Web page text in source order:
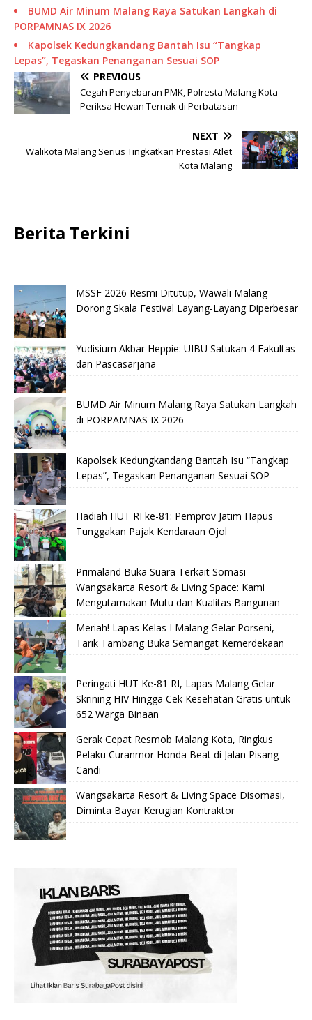
BUMD Air Minum Malang Raya Satukan Langkah di
PORPAMNAS IX 2026
Kapolsek Kedungkandang Bantah Isu “Tangkap
Lepas”, Tegaskan Penanganan Sesuai SOP
PREVIOUS
Cegah Penyebaran PMK, Polresta Malang Kota
Periksa Hewan Ternak di Perbatasan
NEXT
Walikota Malang Serius Tingkatkan Prestasi Atlet
Kota Malang
Berita Terkini
MSSF 2026 Resmi Ditutup, Wawali Malang
Dorong Skala Festival Layang-Layang Diperbesar
Yudisium Akbar Heppie: UIBU Satukan 4 Fakultas
dan Pascasarjana
BUMD Air Minum Malang Raya Satukan Langkah
di PORPAMNAS IX 2026
Kapolsek Kedungkandang Bantah Isu “Tangkap
Lepas”, Tegaskan Penanganan Sesuai SOP
Hadiah HUT RI ke-81: Pemprov Jatim Hapus
Tunggakan Pajak Kendaraan Ojol
Primaland Buka Suara Terkait Somasi
Wangsakarta Resort & Living Space: Kami
Mengutamakan Mutu dan Kualitas Bangunan
Meriah! Lapas Kelas I Malang Gelar Porseni,
Tarik Tambang Buka Semangat Kemerdekaan
Peringati HUT Ke-81 RI, Lapas Malang Gelar
Skrining HIV Hingga Cek Kesehatan Gratis untuk
652 Warga Binaan
Gerak Cepat Resmob Malang Kota, Ringkus
Pelaku Curanmor Honda Beat di Jalan Pisang
Candi
Wangsakarta Resort & Living Space Disomasi,
Diminta Bayar Kerugian Kontraktor